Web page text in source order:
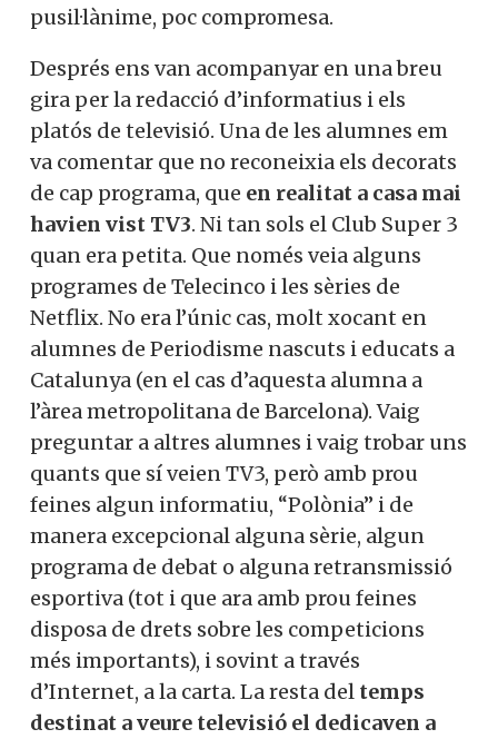
pusil·lànime, poc compromesa.
Després ens van acompanyar en una breu
gira per la redacció d’informatius i els
platós de televisió. Una de les alumnes em
va comentar que no reconeixia els decorats
de cap programa, que en realitat a casa mai
havien vist TV3. Ni tan sols el Club Super 3
quan era petita. Que només veia alguns
programes de Telecinco i les sèries de
Netflix. No era l’únic cas, molt xocant en
alumnes de Periodisme nascuts i educats a
Catalunya (en el cas d’aquesta alumna a
l’àrea metropolitana de Barcelona). Vaig
preguntar a altres alumnes i vaig trobar uns
quants que sí veien TV3, però amb prou
feines algun informatiu, “Polònia” i de
manera excepcional alguna sèrie, algun
programa de debat o alguna retransmissió
esportiva (tot i que ara amb prou feines
disposa de drets sobre les competicions
més importants), i sovint a través
d’Internet, a la carta. La resta del temps
destinat a veure televisió el dedicaven a